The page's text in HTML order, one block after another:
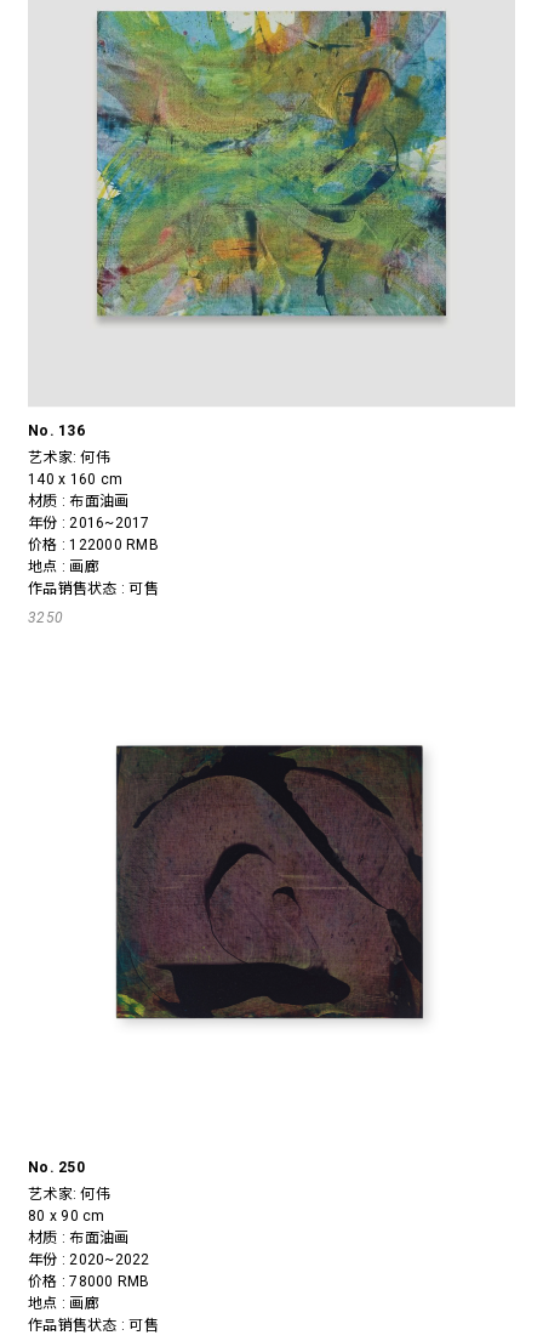
No. 136
艺术家:何伟
140 x 160 cm
材质 : 布面油画
年份 : 2016~2017
价格 : 122000 RMB
地点 : 画廊
作品销售状态 : 可售
3250
No. 250
艺术家:何伟
80 x 90 cm
材质 : 布面油画
年份 : 2020~2022
价格 : 78000 RMB
地点 : 画廊
作品销售状态 : 可售